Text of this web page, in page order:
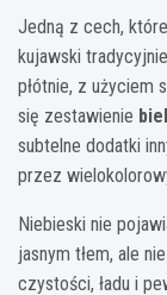
Jedną z cech,
kujawski
płótnie, z użyciem
się zestawienie
subtelne dodatki
przez
Niebieski nie
jasnym tłem, ale
czystości, ładu i